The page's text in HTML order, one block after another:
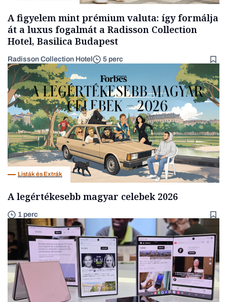
A figyelem mint prémium valuta: így formálja
át a luxus fogalmát a Radisson Collection
Hotel, Basilica Budapest
Radisson Collection Hotel 5 perc
Listák és Extrák
A legértékesebb magyar celebek 2026
1 perc